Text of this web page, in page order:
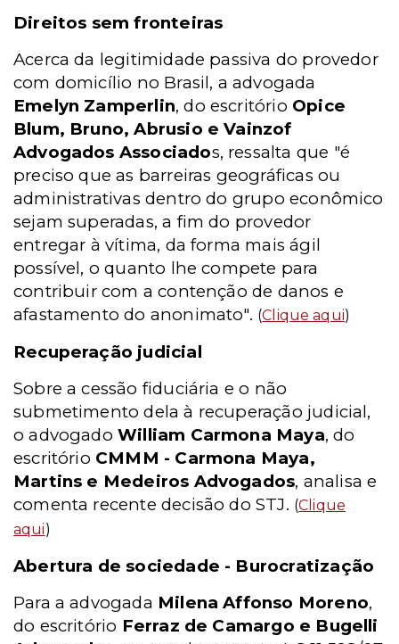
Direitos sem fronteiras
Acerca da legitimidade passiva do provedor
com domicílio no Brasil, a advogada
Emelyn Zamperlin, do escritório Opice
Blum, Bruno, Abrusio e Vainzof
Advogados Associados, ressalta que "é
preciso que as barreiras geográficas ou
administrativas dentro do grupo econômico
sejam superadas, a fim do provedor
entregar à vítima, da forma mais ágil
possível, o quanto lhe compete para
contribuir com a contenção de danos e
afastamento do anonimato". (Clique aqui)
Recuperação judicial
Sobre a cessão fiduciária e o não
submetimento dela à recuperação judicial,
o advogadoWilliam Carmona Maya, do
escritório CMMM - Carmona Maya,
Martins e Medeiros Advogados, analisa e
comenta recente decisão do STJ. (Clique
aqui)
Abertura de sociedade - Burocratização
Para a advogada Milena Affonso Moreno,
do escritório Ferraz de Camargo e Bugelli